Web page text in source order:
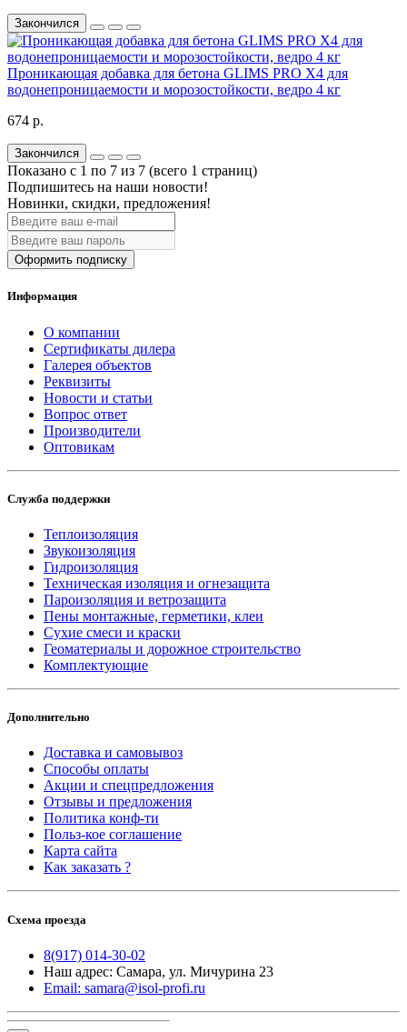
Закончился
Проникающая добавка для бетона GLIMS PRO X4 для
водонепроницаемости и морозостойкости, ведро 4 кг
674 р.
Закончился
Показано с 1 по 7 из 7 (всего 1 страниц)
Подпишитесь на наши новости!
Новинки, скидки, предложения!
Оформить подписку
Информация
О компании
Сертификаты дилера
Галерея объектов
Реквизиты
Новости и статьи
Вопрос ответ
Производители
Оптовикам
Служба поддержки
Теплоизоляция
Звукоизоляция
Гидроизоляция
Техническая изоляция и огнезащита
Пароизоляция и ветрозащита
Пены монтажные, герметики, клеи
Сухие смеси и краски
Геоматериалы и дорожное строительство
Комплектующие
Дополнительно
Доставка и самовывоз
Способы оплаты
Акции и спецпредложения
Отзывы и предложения
Политика конф-ти
Польз-кое соглашение
Карта сайта
Как заказать ?
Схема проезда
8(917) 014-30-02
Наш адрес: Самара, ул. Мичурина 23
Email: samara@isol-profi.ru